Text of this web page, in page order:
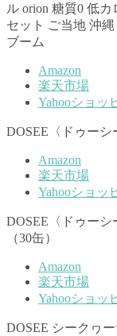
ル orion 糖質0 低
セット ご当地 沖
ブーム
Amazon
楽天市場
Yahooショッ
DOSEE〈ドゥー
Amazon
楽天市場
Yahooショッ
DOSEE〈ドゥー
（30缶）
Amazon
楽天市場
Yahooショッ
DOSEE シークヮ